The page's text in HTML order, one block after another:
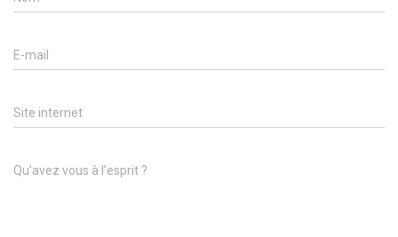
E-mail
Site internet
Qu’avez vous à l’esprit ?